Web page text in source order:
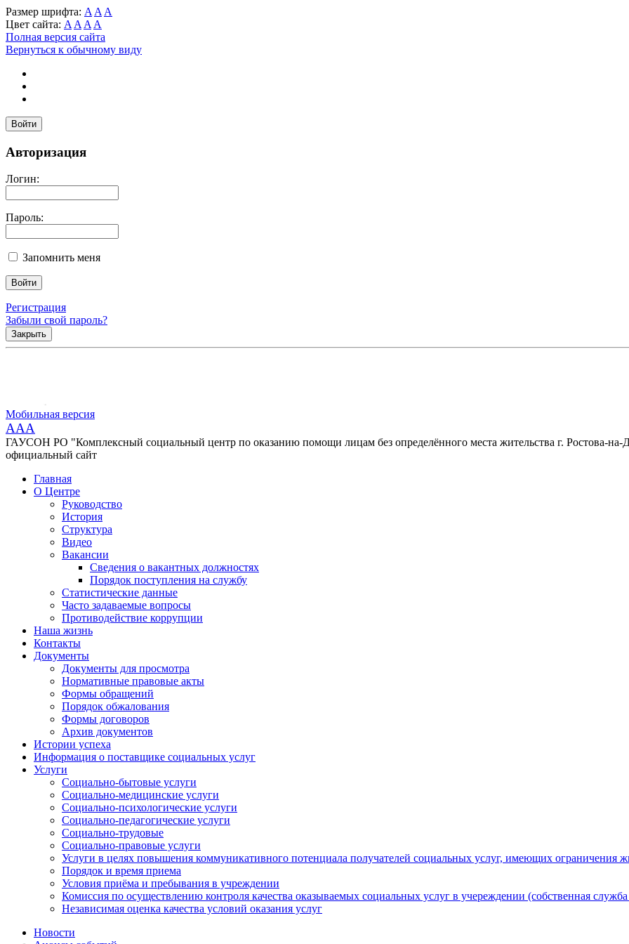
Размер шрифта: A A A
Цвет сайта: A A A A
Полная версия сайта
Вернуться к обычному виду
Войти
Авторизация
Логин:
Пароль:
Запомнить меня
Регистрация
Забыли свой пароль?
Закрыть
Мобильная версия
AAA
ГАУСОН РО "Комплексный социальный центр по оказанию помощи лицам без определённого места жительства г. Ростова-на-
официальный сайт
Главная
О Центре
Руководство
История
Структура
Видео
Вакансии
Сведения о вакантных должностях
Порядок поступления на службу
Статистические данные
Часто задаваемые вопросы
Противодействие коррупции
Наша жизнь
Контакты
Документы
Документы для просмотра
Нормативные правовые акты
Формы обращений
Порядок обжалования
Формы договоров
Архив документов
Истории успеха
Информация о поставщике социальных услуг
Услуги
Социально-бытовые услуги
Социально-медицинские услуги
Социально-психологические услуги
Социально-педагогические услуги
Социально-трудовые
Социально-правовые услуги
Услуги в целях повышения коммуникативного потенциала получателей социальных услуг, имеющих ограничения
Порядок и время приема
Условия приёма и пребывания в учреждении
Комиссия по осуществлению контроля качества оказываемых социальных услуг в учереждении (собственная
Независимая оценка качества условий оказания услуг
Новости